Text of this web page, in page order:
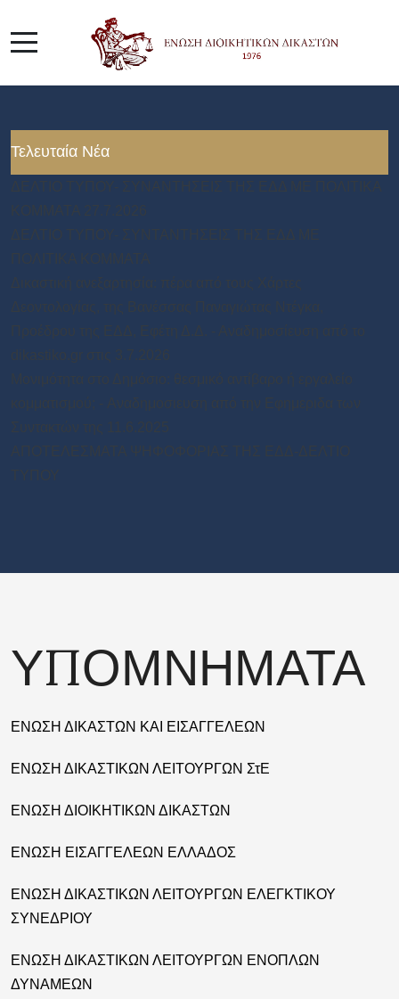
Τελευταία Νέα
ΥΠΟΜΝΗΜΑΤΑ
ΕΝΩΣΗ ΔΙΚΑΣΤΩΝ ΚΑΙ ΕΙΣΑΓΓΕΛΕΩΝ
ΕΝΩΣΗ ΔΙΚΑΣΤΙΚΩΝ ΛΕΙΤΟΥΡΓΩΝ ΣτΕ
ΕΝΩΣΗ ΔΙΟΙΚΗΤΙΚΩΝ ΔΙΚΑΣΤΩΝ
ΕΝΩΣΗ ΕΙΣΑΓΓΕΛΕΩΝ ΕΛΛΑΔΟΣ
ΕΝΩΣΗ ΔΙΚΑΣΤΙΚΩΝ ΛΕΙΤΟΥΡΓΩΝ ΕΛΕΓΚΤΙΚΟΥ
ΣΥΝΕΔΡΙΟΥ
ΕΝΩΣΗ ΔΙΚΑΣΤΙΚΩΝ ΛΕΙΤΟΥΡΓΩΝ ΕΝΟΠΛΩΝ
ΔΥΝΑΜΕΩΝ